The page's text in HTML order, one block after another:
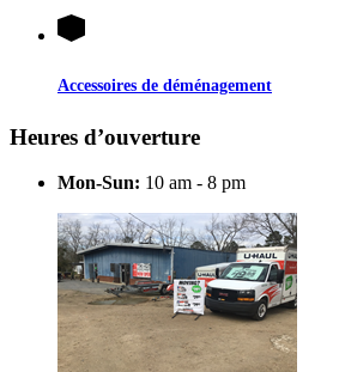
Accessoires de déménagement
Heures d’ouverture
Mon-Sun: 10 am - 8 pm